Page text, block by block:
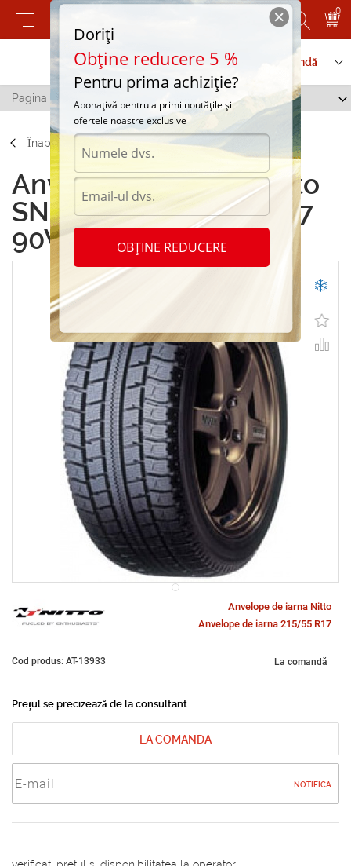
0
Contactați-ne Serviciu de comandă
Pagina principală Nitto SN 2 Winter 215/55 R17 90W
Înapoi
Anvelope de iarna Nitto
SN 2 Winter 215/55 R17
90W
Anvelope de iarna Nitto
Anvelope de iarna 215/55 R17
Cod produs: AT-13933 La comandă
Prețul se precizează de la consultant
LA COMANDA
NOTIFICA
Doriți
Obține reducere 5 %
Pentru prima achiziție?
Abonațivă pentru a primi noutățile și
ofertele noastre exclusive
OBȚINE REDUCERE